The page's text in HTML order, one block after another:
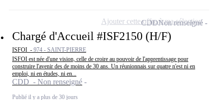
Chargé d'Accueil #ISF2150 (H/F)
ISFOI - 974 - SAINT-PIERRE
ISFOI est née d'une vision, celle de croire au pouvoir de l'apprentissage pour
construire l'avenir des de moins de 30 ans. Un réunionnais sur quatre n'est ni en
emploi, ni en études, ni en...
CDD - Non renseigné
Publié il y a plus de 30 jours
CDDNon renseigné
Ajouter cette offre à ma sélection